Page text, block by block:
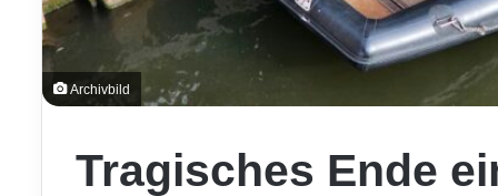
Archivbild
Tragisches Ende